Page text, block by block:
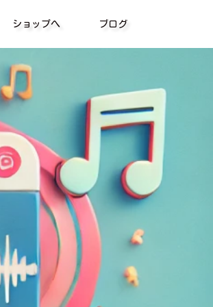
ショップへ ブログ